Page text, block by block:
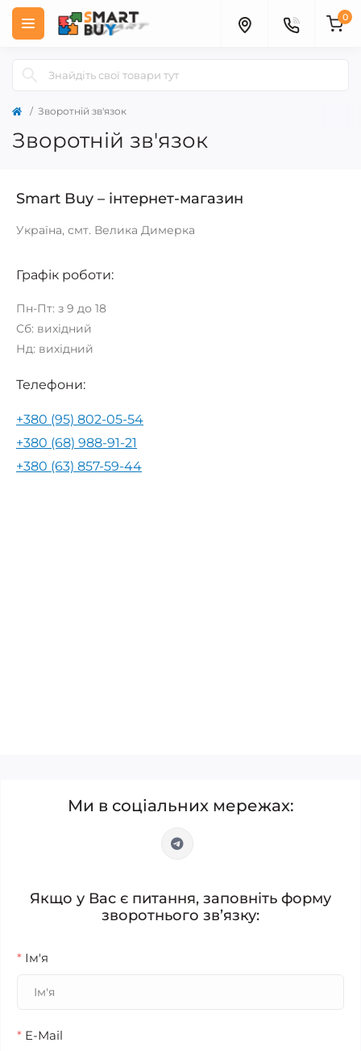
0
Зворотній зв'язок
Зворотній зв'язок
Smart Buy – інтернет-магазин
Україна, смт. Велика Димерка
Графік роботи:
Пн-Пт: з 9 до 18
Сб: вихідний
Нд: вихідний
Телефони:
+380 (95) 802-05-54
+380 (68) 988-91-21
+380 (63) 857-59-44
Ми в соціальних мережах:
Якщо у Вас є питання, заповніть форму
зворотнього зв’язку:
* Ім'я
* E-Mail